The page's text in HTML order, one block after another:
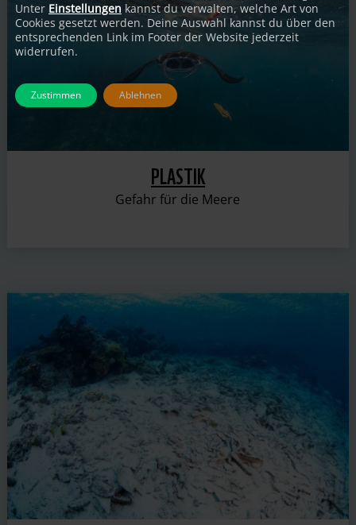
PLASTIK
Gefahr für die Meere
Unter Einstellungen kannst du verwalten, welche Art von
Cookies gesetzt werden. Deine Auswahl kannst du über den
entsprechenden Link im Footer der Website jederzeit
widerrufen.
Zustimmen Ablehnen